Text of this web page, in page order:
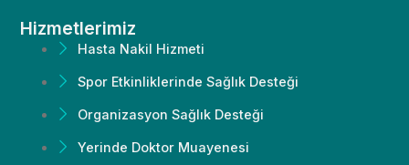
Hizmetlerimiz
Hasta Nakil Hizmeti
Spor Etkinliklerinde Sağlık Desteği
Organizasyon Sağlık Desteği
Yerinde Doktor Muayenesi